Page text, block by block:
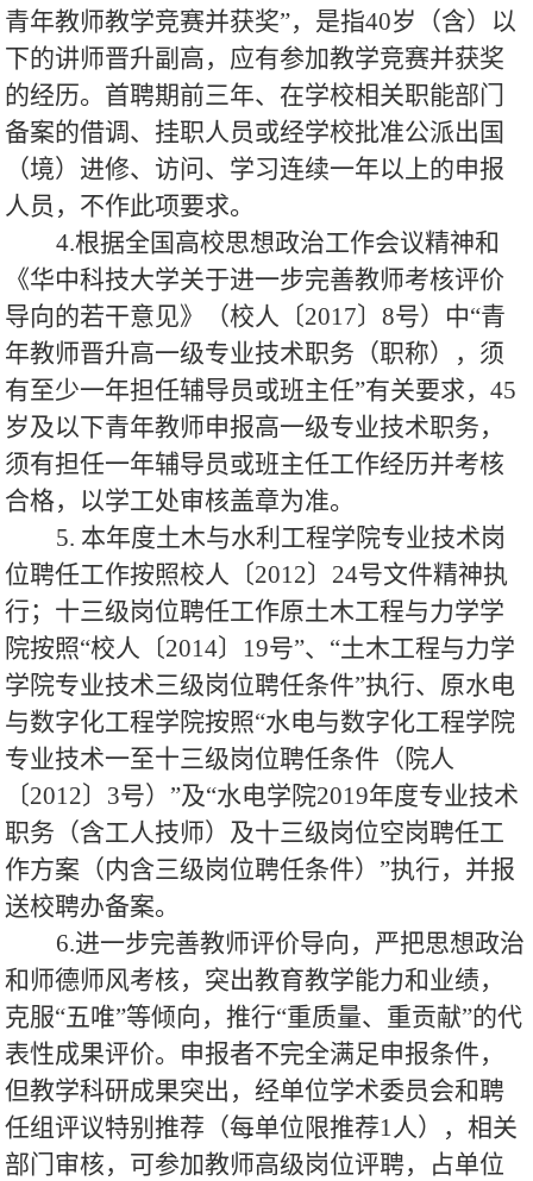
青年教师教学竞赛并获奖”，是指40岁（含）以
下的讲师晋升副高，应有参加教学竞赛并获奖
的经历。首聘期前三年、在学校相关职能部门
备案的借调、挂职人员或经学校批准公派出国
（境）进修、访问、学习连续一年以上的申报
人员，不作此项要求。
4.根据全国高校思想政治工作会议精神和
《华中科技大学关于进一步完善教师考核评价
导向的若干意见》（校人〔2017〕8号）中“青
年教师晋升高一级专业技术职务（职称），须
有至少一年担任辅导员或班主任”有关要求，45
岁及以下青年教师申报高一级专业技术职务，
须有担任一年辅导员或班主任工作经历并考核
合格，以学工处审核盖章为准。
5. 本年度土木与水利工程学院专业技术岗
位聘任工作按照校人〔2012〕24号文件精神执
行；十三级岗位聘任工作原土木工程与力学学
院按照“校人〔2014〕19号”、“土木工程与力学
学院专业技术三级岗位聘任条件”执行、原水电
与数字化工程学院按照“水电与数字化工程学院
专业技术一至十三级岗位聘任条件（院人
〔2012〕3号）”及“水电学院2019年度专业技术
职务（含工人技师）及十三级岗位空岗聘任工
作方案（内含三级岗位聘任条件）”执行，并报
送校聘办备案。
6.进一步完善教师评价导向，严把思想政治
和师德师风考核，突出教育教学能力和业绩，
克服“五唯”等倾向，推行“重质量、重贡献”的代
表性成果评价。申报者不完全满足申报条件，
但教学科研成果突出，经单位学术委员会和聘
任组评议特别推荐（每单位限推荐1人），相关
部门审核，可参加教师高级岗位评聘，占单位